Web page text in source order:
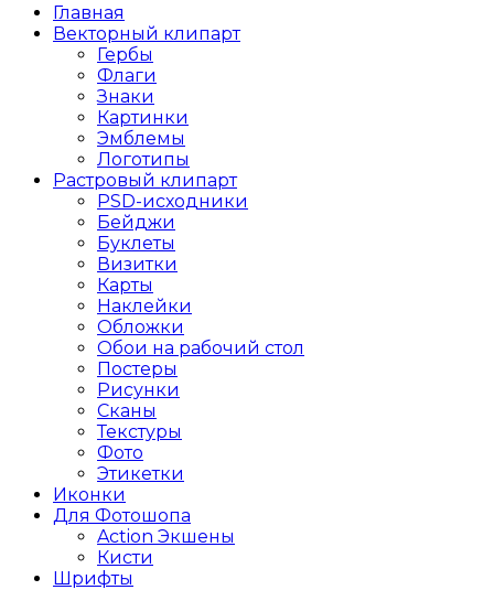
Главная
Векторный клипарт
Гербы
Флаги
Знаки
Картинки
Эмблемы
Логотипы
Растровый клипарт
PSD-исходники
Бейджи
Буклеты
Визитки
Карты
Наклейки
Обложки
Обои на рабочий стол
Постеры
Рисунки
Сканы
Текстуры
Фото
Этикетки
Иконки
Для Фотошопа
Action Экшены
Кисти
Шрифты